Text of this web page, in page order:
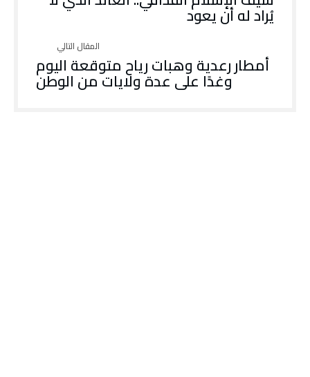
يُراد له أن يعود
أمطار رعدية وهبات رياح متوقعة اليوم
وغدًا على عدة ولايات من الوطن